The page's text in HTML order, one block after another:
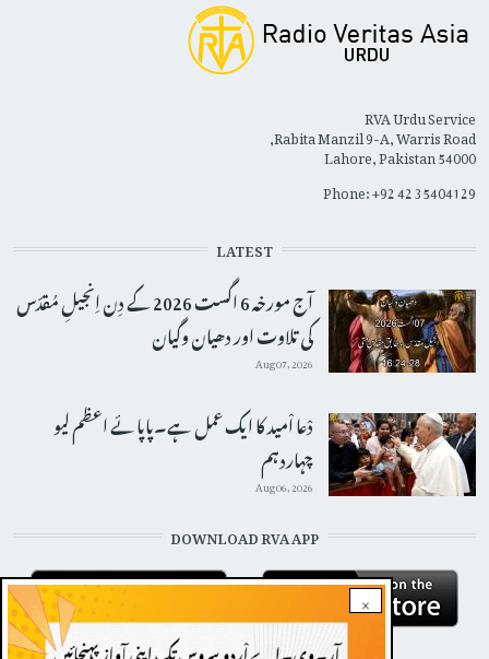
×
RVA Urdu Service
Rabita Manzil 9-A, Warris Road,
Lahore, Pakistan 54000
Phone: +92 42 35404129
LATEST
آج مورخہ 6 اگست 2026 کے دِن اِنجیلِ مُقدّس
کی تلاوت اور دھیان وگیان
Aug 07, 2026
دْعا اْمید کا ایک عمل ہے۔پاپائے اعظم لیو
چہاردہم
Aug 06, 2026
DOWNLOAD RVA APP